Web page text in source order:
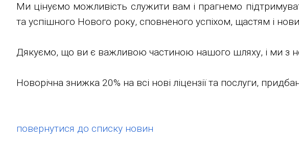
Ми цінуємо можливість служити вам і прагнемо
та успішного Нового року, сповненого успіхом, щастям і
Дякуємо, що ви є важливою частиною нашого шляху, і ми з
Новорічна знижка 20% на всі нові ліцензії та послуги,
повернутися до списку новин